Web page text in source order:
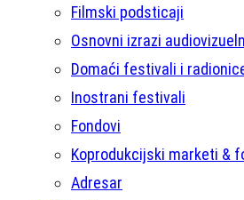
Filmski podsticaji
Osnovni izrazi
Domaći festivali i
Inostrani festivali
Fondovi
Koprodukcijski marketi &
Adresar